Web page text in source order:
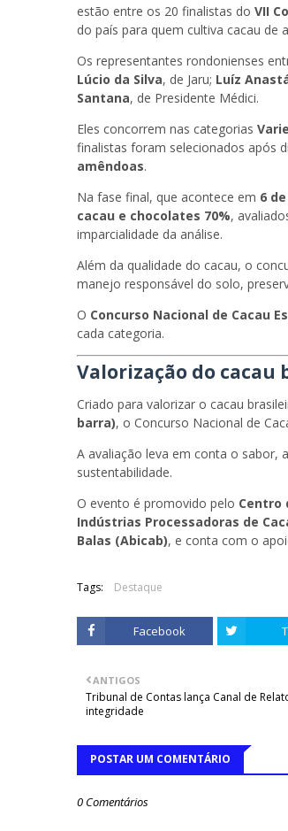
estão entre os 20 finalistas do VII
do país para quem cultiva cacau de
Os representantes rondonienses
Lúcio da Silva, de Jaru; Luíz
Santana, de Presidente Médici.
Eles concorrem nas categorias
finalistas foram selecionados após
amêndoas.
Na fase final, que acontece em 6
cacau e chocolates 70%,
imparcialidade da análise.
Além da qualidade do cacau, o
manejo responsável do solo,
O Concurso Nacional de Cacau
cada categoria.
Valorização do cacau
Criado para valorizar o cacau
barra), o Concurso Nacional de
A avaliação leva em conta o sabor,
sustentabilidade.
O evento é promovido pelo Centro
Indústrias Processadoras de
Balas (Abicab), e conta com o
Tags: Destaque
Facebook
ANTIGOS
Tribunal de Contas lança Canal de
integridade
POSTAR UM COMENTÁRIO
0 Comentários